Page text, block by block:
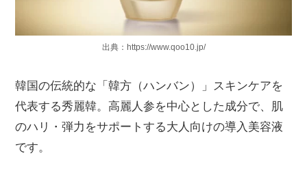
出典：https://www.qoo10.jp/
韓国の伝統的な「韓方（ハンバン）」スキンケアを
代表する秀麗韓。高麗人参を中心とした成分で、肌
のハリ・弾力をサポートする大人向けの導入美容液
です。